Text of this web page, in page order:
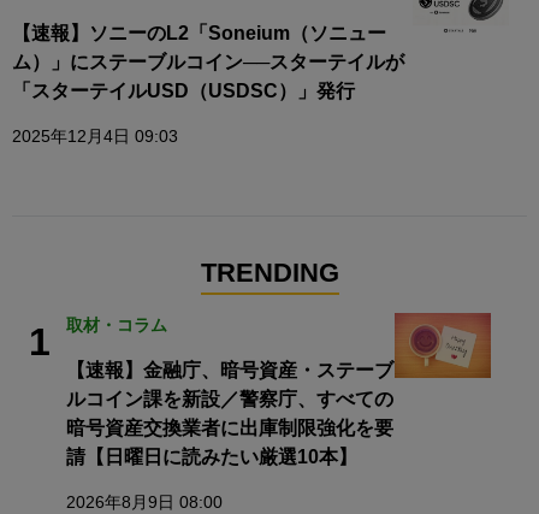
【速報】ソニーのL2「Soneium（ソニュー
ム）」にステーブルコイン──スターテイルが
「スターテイルUSD（USDSC）」発行
2025年12月4日 09:03
TRENDING
1 取材・コラム
【速報】金融庁、暗号資産・ステーブ
ルコイン課を新設／警察庁、すべての
暗号資産交換業者に出庫制限強化を要
請【日曜日に読みたい厳選10本】
2026年8月9日 08:00